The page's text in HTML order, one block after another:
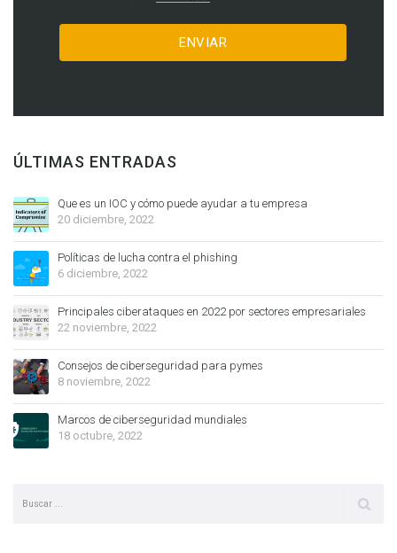
ÚLTIMAS ENTRADAS
Que es un IOC y cómo puede ayudar a tu empresa
20 diciembre, 2022
Políticas de lucha contra el phishing
6 diciembre, 2022
Principales ciberataques en 2022 por sectores empresariales
22 noviembre, 2022
Consejos de ciberseguridad para pymes
8 noviembre, 2022
Marcos de ciberseguridad mundiales
18 octubre, 2022